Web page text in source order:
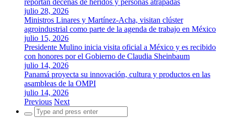
reportan decenas de heridos y personas atrapadas
julio 28, 2026
Ministros Linares y Martínez-Acha, visitan clúster
agroindustrial como parte de la agenda de trabajo en México
julio 15, 2026
Presidente Mulino inicia visita oficial a México y es recibido
con honores por el Gobierno de Claudia Sheinbaum
julio 14, 2026
Panamá proyecta su innovación, cultura y productos en las
asambleas de la OMPI
julio 14, 2026
Previous Next
Search
for: